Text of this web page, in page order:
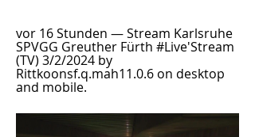
vor 16 Stunden — Stream Karlsruhe
SPVGG Greuther Fürth #Live'Stream
(TV) 3/2/2024 by
Rittkoonsf.q.mah11.0.6 on desktop
and mobile.